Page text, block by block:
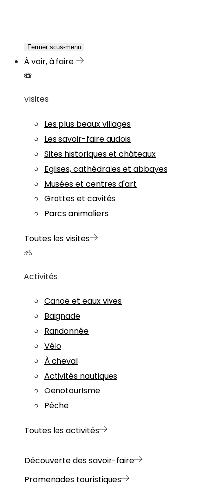
Fermer sous-menu
À voir, à faire
Visites
Les plus beaux villages
Les savoir-faire audois
Sites historiques et châteaux
Eglises, cathédrales et abbayes
Musées et centres d'art
Grottes et cavités
Parcs animaliers
Toutes les visites
Activités
Canoë et eaux vives
Baignade
Randonnée
Vélo
À cheval
Activités nautiques
Oenotourisme
Pêche
Toutes les activités
Découverte des savoir-faire
Promenades touristiques